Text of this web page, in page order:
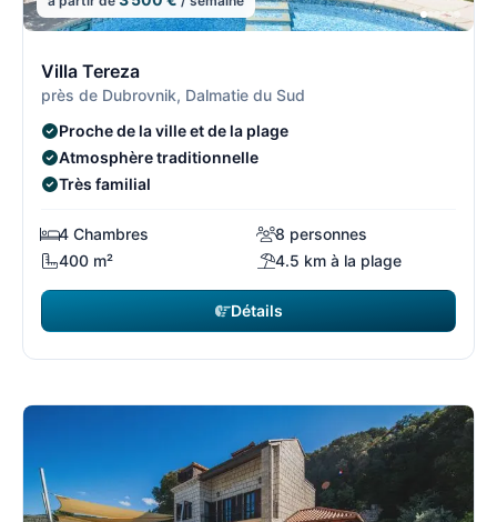
Villa Tereza
près de Dubrovnik, Dalmatie du Sud
Proche de la ville et de la plage
Atmosphère traditionnelle
Très familial
4 Chambres
8 personnes
400 m²
4.5 km à la plage
Détails